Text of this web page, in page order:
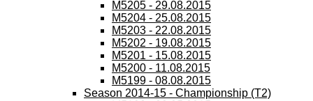
M5205 - 29.08.2015
M5204 - 25.08.2015
M5203 - 22.08.2015
M5202 - 19.08.2015
M5201 - 15.08.2015
M5200 - 11.08.2015
M5199 - 08.08.2015
Season 2014-15 - Championship (T2)